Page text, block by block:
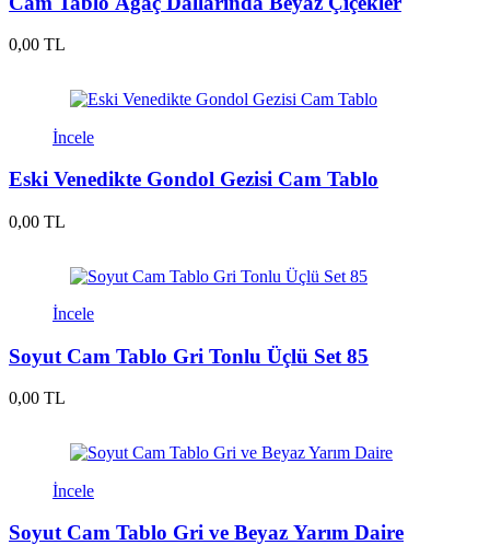
0,00 TL
İncele
Eski Venedikte Gondol Gezisi Cam Tablo
0,00 TL
İncele
Soyut Cam Tablo Gri Tonlu Üçlü Set 85
0,00 TL
İncele
Soyut Cam Tablo Gri ve Beyaz Yarım Daire